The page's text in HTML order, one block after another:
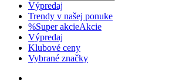
Výpredaj
Trendy v našej ponuke
%Super akcieAkcie
Výpredaj
Klubové ceny
Vybrané značky